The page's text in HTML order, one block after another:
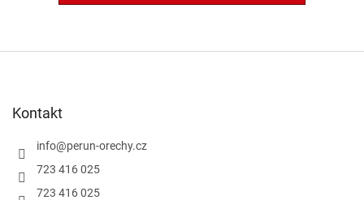
Kontakt
info@perun-orechy.cz
723 416 025
723 416 025